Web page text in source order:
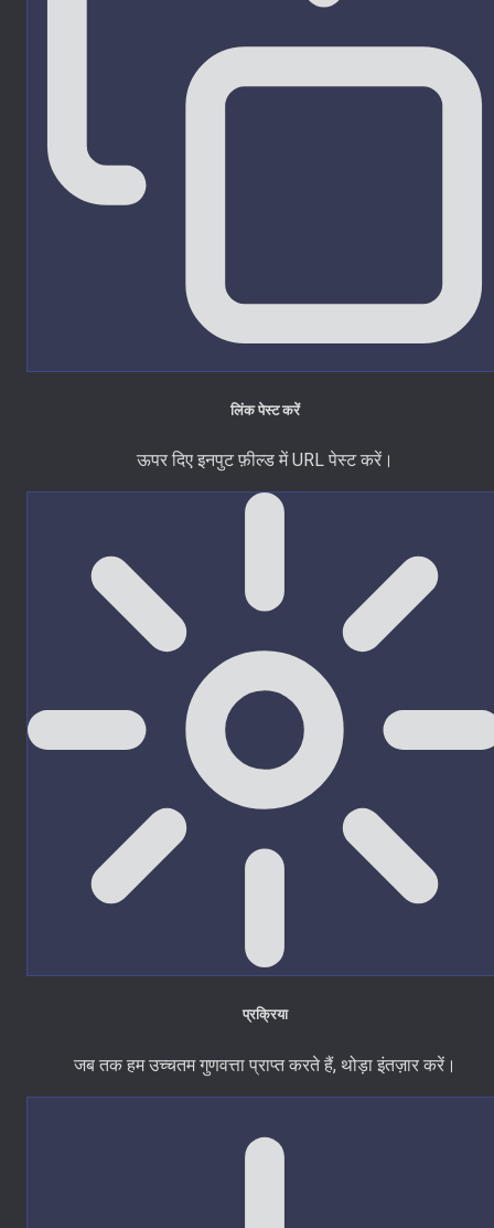
लिंक पेस्ट करें
ऊपर दिए इनपुट फ़ील्ड में URL पेस्ट करें।
प्रक्रिया
जब तक हम उच्चतम गुणवत्ता प्राप्त करते हैं, थोड़ा इंतज़ार करें।